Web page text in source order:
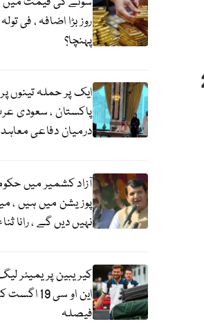
کو 20
روز بڑا اضافہ ، فی
پہنچا؟
ایک پر حملہ تینوں
پاکستان ، سعودی
درمیان دفاعی
آزاد کشمیر میں
پوزیشن میں ہیں ،
نہیں دیں گے ، رانا
کیریبین پریمیئر
این او سی
فیصلہ